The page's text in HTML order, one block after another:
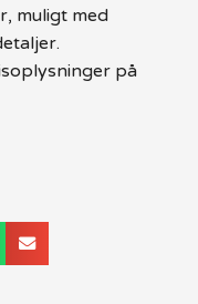
muligt med
på